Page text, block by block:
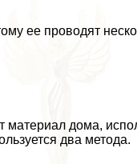
ее проводят
материал дома,
два метода.